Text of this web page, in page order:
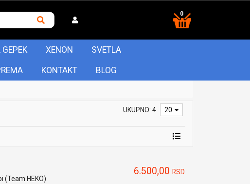
0
XENON SVETLA
KONTAKT BLOG
UKUPNO: 4 20
(Team HEKO)
6.500,00 RSD.